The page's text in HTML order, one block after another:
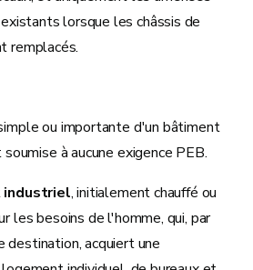
lorsque les châssis de
remplacés.
ou importante d'un bâtiment
à aucune exigence PEB.
industriel, initialement chauffé ou
les besoins de l'homme, qui, par
destination, acquiert une